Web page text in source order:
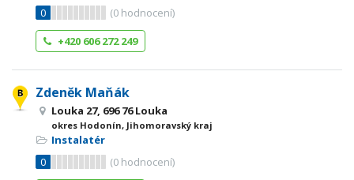
0
(0 hodnocení)
+420 606 272 249
Zdeněk Maňák
Louka 27, 696 76 Louka
okres Hodonín, Jihomoravský kraj
Instalatér
0
(0 hodnocení)